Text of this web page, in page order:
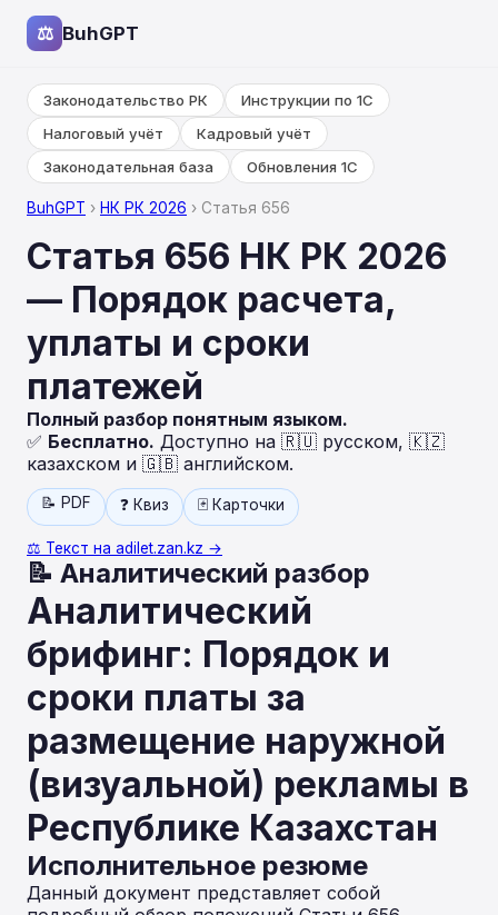
⚖ BuhGPT
Законодательство РК
Инструкции по 1С
Налоговый учёт
Кадровый учёт
Законодательная база
Обновления 1С
BuhGPT › НК РК 2026 › Статья 656
Статья 656 НК РК 2026
— Порядок расчета,
уплаты и сроки
платежей
Полный разбор понятным языком.
✅ Бесплатно. Доступно на 🇷🇺 русском, 🇰🇿
казахском и 🇬🇧 английском.
📝 PDF ❓ Квиз 🃏 Карточки
⚖️ Текст на adilet.zan.kz →
📝 Аналитический разбор
Аналитический
брифинг: Порядок и
сроки платы за
размещение наружной
(визуальной) рекламы в
Республике Казахстан
Исполнительное резюме
Данный документ представляет собой